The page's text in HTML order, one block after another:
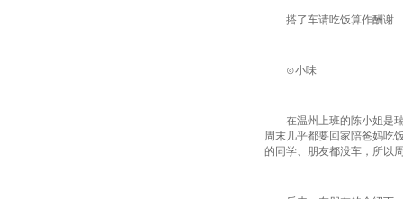
搭了车请吃饭算作酬谢
⊙小味
在温州上班的陈小姐是瑞
周末几乎都要回家陪爸妈吃
的同学、朋友都没车，所以